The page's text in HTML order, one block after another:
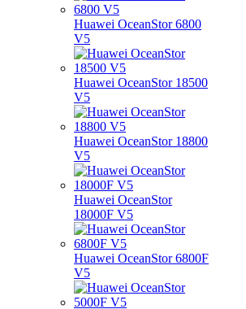
Huawei OceanStor 6800
V5
Huawei OceanStor 18500
V5
Huawei OceanStor 18800
V5
Huawei OceanStor
18000F V5
Huawei OceanStor 6800F
V5